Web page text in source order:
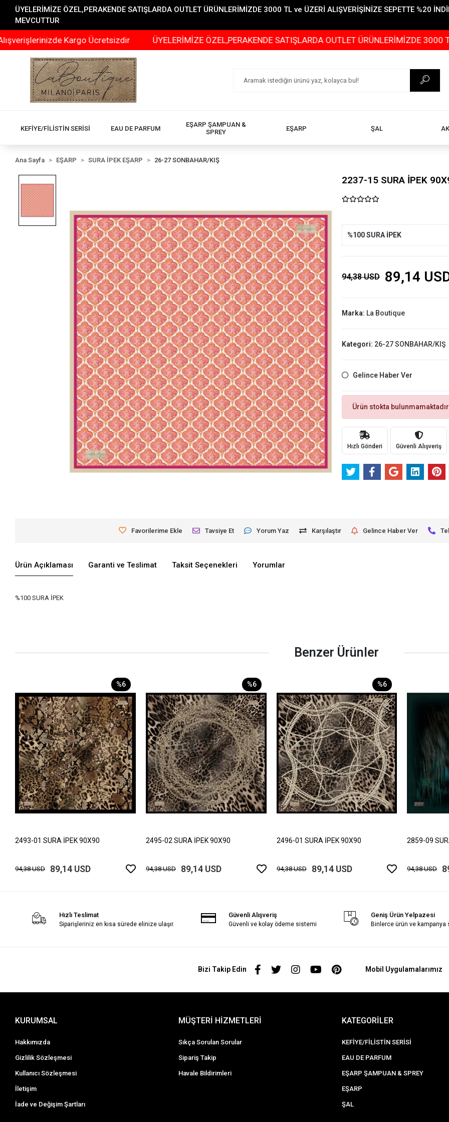
ÜYELERİMİZE ÖZEL,PERAKENDE SATIŞLARDA OUTLET ÜRÜNLERİMİZDE 3000 TL ve ÜZERİ ALIŞVERİŞİNİZE SEPETTE %20
MEVCUTTUR
Kargo Ücretsizdir ÜYELERİMİZE ÖZEL,PERAKENDE SATIŞLARDA OUTLET ÜRÜNLERİMİZDE 3000 TL ve
KEFİYE/FİLİSTİN SERİSİ EAU DE PARFUM
EŞARP ŞAMPUAN &
SPREY
EŞARP ŞAL
Ana Sayfa EŞARP SURA İPEK EŞARP 26-27 SONBAHAR/KIŞ
2237-15 SURA İPEK
%100 SURA İPEK
94,38 USD 89,14
Marka: La Boutique
Kategori: 26-27 SONBAHAR/KIŞ
Gelince Haber Ver
Ürün stokta bulunmamaktadır.
Hızlı Gönderi Güvenli Alışveriş
Favorilerime Ekle Tavsiye Et Yorum Yaz Karşılaştır Gelince Haber Ver
Ürün Açıklaması Garanti ve Teslimat Taksit Seçenekleri Yorumlar
%100 SURA İPEK
Benzer Ürünler
%6
2493-01 SURA İPEK 90X90
94,38 USD 89,14 USD
%6
2495-02 SURA İPEK 90X90
94,38 USD 89,14 USD
%6
2496-01 SURA İPEK 90X90
94,38 USD 89,14 USD
2859-09
94,38 USD
Hızlı Teslimat
Siparişleriniz en kısa sürede elinize ulaşır.
Güvenli Alışveriş
Güvenli ve kolay ödeme sistemi
Geniş Ürün Yelpazesi
Binlerce ürün ve kampanya
Bizi Takip Edin Mobil Uygulamalarımız
KURUMSAL
Hakkımızda
Gizlilik Sözleşmesi
Kullanıcı Sözleşmesi
İletişim
İade ve Değişim Şartları
MÜŞTERİ HİZMETLERİ
Sıkça Sorulan Sorular
Sipariş Takip
Havale Bildirimleri
KATEGORİLER
KEFİYE/FİLİSTİN SERİSİ
EAU DE PARFUM
EŞARP ŞAMPUAN & SPREY
EŞARP
ŞAL